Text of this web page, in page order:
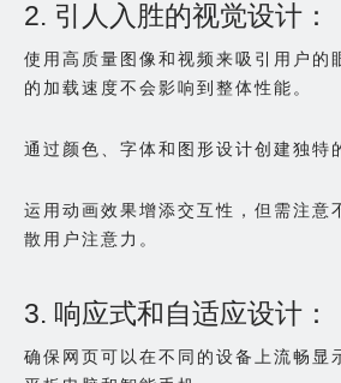
2. 引人入胜的视觉设计：
使用高质量图像和视频来吸引用户的
的加载速度不会影响到整体性能。
通过颜色、字体和图形设计创建独特
运用动画效果增添交互性，但需注意
散用户注意力。
3. 响应式和自适应设计：
确保网页可以在不同的设备上流畅显